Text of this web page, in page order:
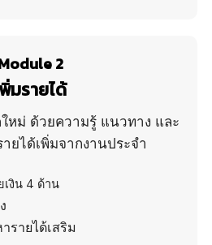
2
มรายได้
หม่ ด้วยความรู้ แนวทาง และ
ยได้เพิ่มจากงานประจำ
เงิน 4 ด้าน
รายได้เสริม